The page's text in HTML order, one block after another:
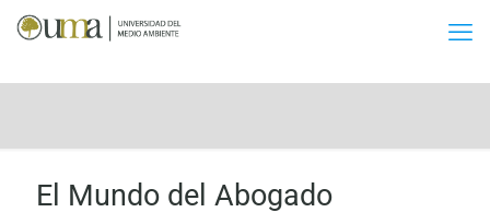
El Mundo del Abogado